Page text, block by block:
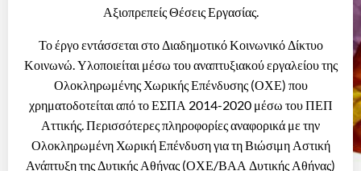
Αξιοπρεπείς Θέσεις Εργασίας.
Το έργο εντάσσεται στο Διαδημοτικό Κοινωνικό Δίκτυο
Κοινωνώ. Υλοποιείται μέσω του αναπτυξιακού εργαλείου της
Ολοκληρωμένης Χωρικής Επένδυσης (ΟΧΕ) που
χρηματοδοτείται από το ΕΣΠΑ 2014-2020 μέσω του ΠΕΠ
Αττικής. Περισσότερες πληροφορίες αναφορικά με την
Ολοκληρωμένη Χωρική Επένδυση για τη Βιώσιμη Αστική
Ανάπτυξη της Δυτικής Αθήνας (ΟΧΕ/ΒΑΑ Δυτικής Αθήνας)